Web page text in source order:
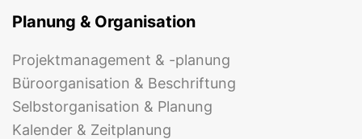
Planung & Organisation
Projektmanagement & -planung
Büroorganisation & Beschriftung
Selbstorganisation & Planung
Kalender & Zeitplanung